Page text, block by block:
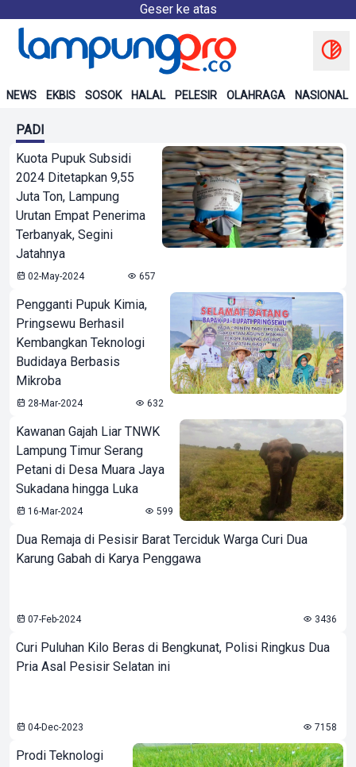
Geser ke atas
NEWS EKBIS SOSOK HALAL PELESIR OLAHRAGA NASIONAL
PADI
Kuota Pupuk Subsidi
2024 Ditetapkan 9,55
Juta Ton, Lampung
Urutan Empat Penerima
Terbanyak, Segini
Jatahnya
02-May-2024 657
Pengganti Pupuk Kimia,
Pringsewu Berhasil
Kembangkan Teknologi
Budidaya Berbasis
Mikroba
28-Mar-2024 632
Kawanan Gajah Liar TNWK
Lampung Timur Serang
Petani di Desa Muara Jaya
Sukadana hingga Luka
16-Mar-2024 599
Dua Remaja di Pesisir Barat Terciduk Warga Curi Dua
Karung Gabah di Karya Penggawa
07-Feb-2024 3436
Curi Puluhan Kilo Beras di Bengkunat, Polisi Ringkus Dua
Pria Asal Pesisir Selatan ini
04-Dec-2023 7158
Prodi Teknologi